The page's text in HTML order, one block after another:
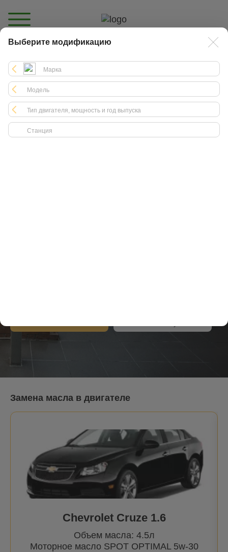
Выберите модификацию
Замена масла в двигателе
Chevrolet Cruze 1.6
Объем масла: 4.5л
Моторное масло SPOT OPTIMAL 5w-30